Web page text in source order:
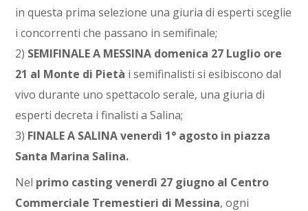
in questa prima selezione una giuria di esperti sceglie
i concorrenti che passano in semifinale;
2) SEMIFINALE A MESSINA domenica 27 Luglio ore
21 al Monte di Pietà i semifinalisti si esibiscono dal
vivo durante uno spettacolo serale, una giuria di
esperti decreta i finalisti a Salina;
3) FINALE A SALINAvenerdì 1° agosto in piazza
Santa Marina Salina.
Nel primo casting venerdì 27 giugno al Centro
Commerciale Tremestieri di Messina, ogni